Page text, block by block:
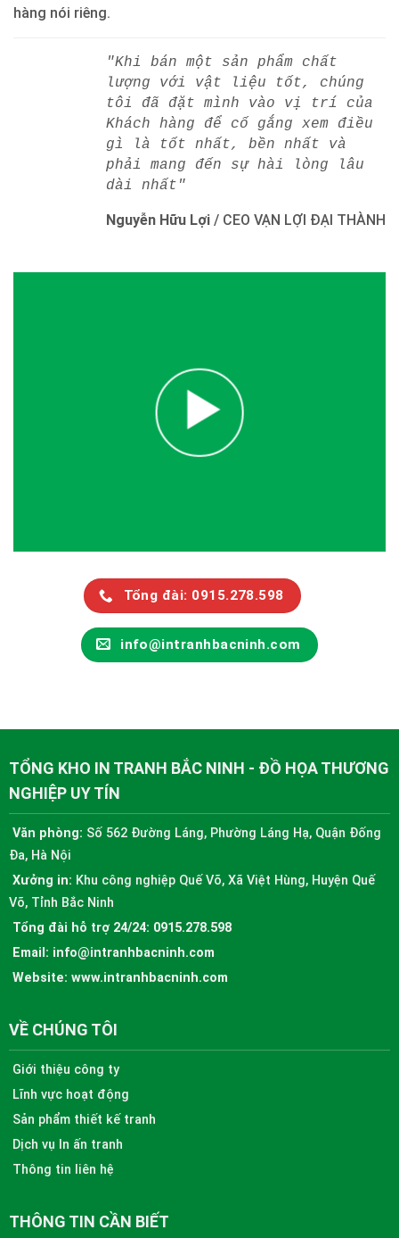
hàng nói riêng.
"Khi bán một sản phẩm chất
lượng với vật liệu tốt, chúng
tôi đã đặt mình vào vị trí của
Khách hàng để cố gắng xem điều
gì là tốt nhất, bền nhất và
phải mang đến sự hài lòng lâu
dài nhất"
Nguyễn Hữu Lợi / CEO VẠN LỢI ĐẠI THÀNH
Tổng đài: 0915.278.598
info@intranhbacninh.com
TỔNG KHO IN TRANH BẮC NINH - ĐỒ HỌA THƯƠNG
NGHIỆP UY TÍN
Văn phòng: Số 562 Đường Láng, Phường Láng Hạ, Quận Đống
Đa, Hà Nội
Xưởng in: Khu công nghiệp Quế Võ, Xã Việt Hùng, Huyện Quế
Võ, Tỉnh Bắc Ninh
Tổng đài hỗ trợ 24/24: 0915.278.598
Email: info@intranhbacninh.com
Website: www.intranhbacninh.com
VỀ CHÚNG TÔI
Giới thiệu công ty
Lĩnh vực hoạt động
Sản phẩm thiết kế tranh
Dịch vụ In ấn tranh
Thông tin liên hệ
THÔNG TIN CẦN BIẾT